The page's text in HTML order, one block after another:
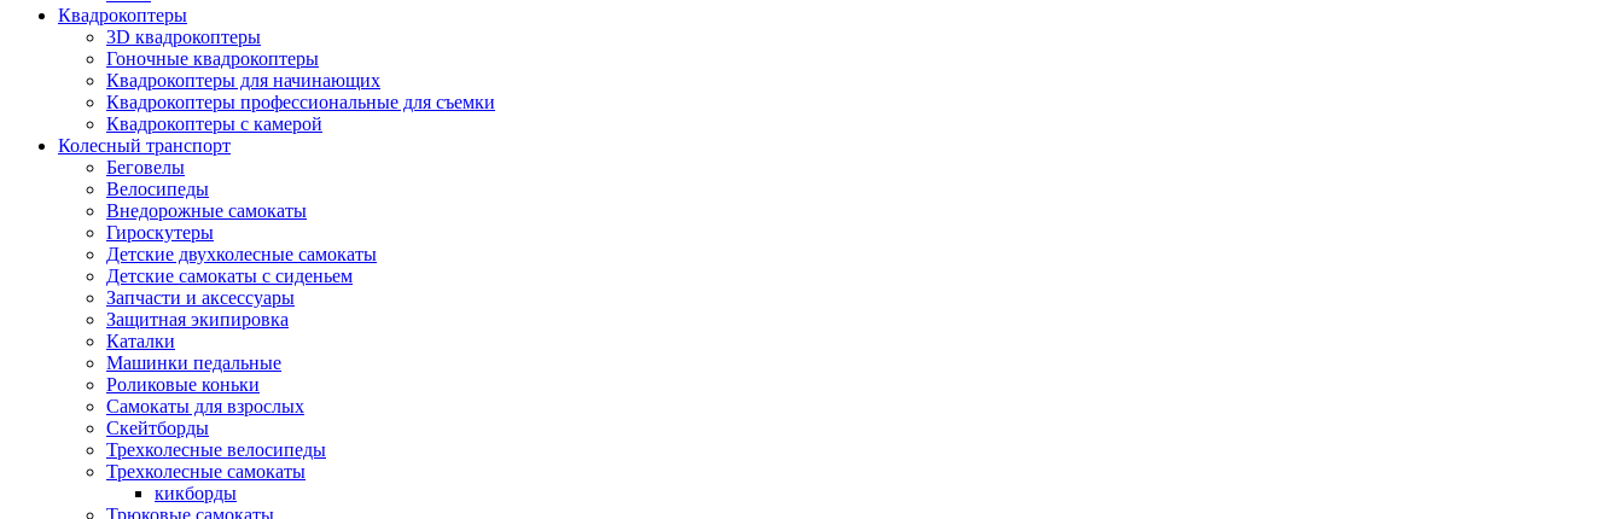
Квадрокоптеры
3D квадрокоптеры
Гоночные квадрокоптеры
Квадрокоптеры для начинающих
Квадрокоптеры профессиональные для съемки
Квадрокоптеры с камерой
Колесный транспорт
Беговелы
Велосипеды
Внедорожные самокаты
Гироскутеры
Детские двухколесные самокаты
Детские самокаты с сиденьем
Запчасти и аксессуары
Защитная экипировка
Каталки
Машинки педальные
Роликовые коньки
Самокаты для взрослых
Скейтборды
Трехколесные велосипеды
Трехколесные самокаты
кикборды
Трюковые самокаты